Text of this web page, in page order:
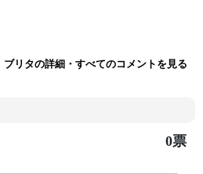
ブリタの詳細・すべてのコメントを見る
0票